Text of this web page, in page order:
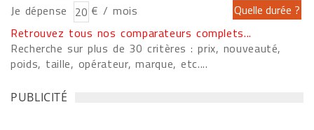
Je dépense
€ / mois
Retrouvez tous nos comparateurs complets...
Recherche sur plus de 30 critères : prix, nouveauté,
poids, taille, opérateur, marque, etc....
PUBLICITÉ